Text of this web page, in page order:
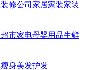
装修公司 家居家装家装
市家电母婴用品生鲜
身美发护发